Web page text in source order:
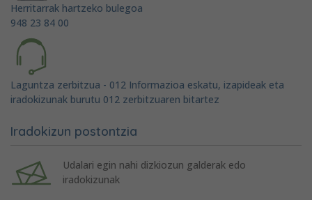
Herritarrak hartzeko bulegoa
948 23 84 00
Laguntza zerbitzua - 012 Informazioa eskatu, izapideak eta
iradokizunak burutu 012 zerbitzuaren bitartez
Iradokizun postontzia
Udalari egin nahi dizkiozun galderak edo
iradokizunak